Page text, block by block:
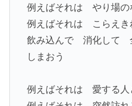
例えばそれは やり場の
例えばそれは こらえき
飲み込んで 消化して
しまおう
例えばそれは 愛する人